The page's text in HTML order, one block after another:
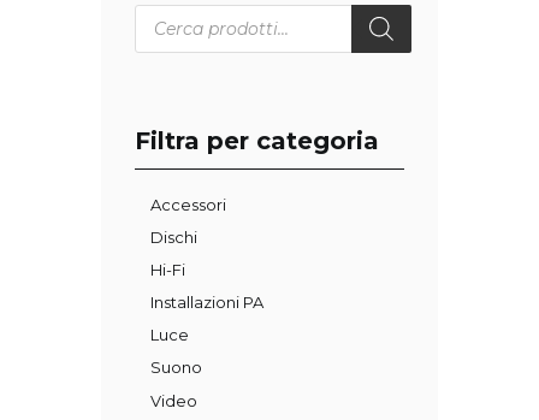
Products
search
Filtra per categoria
Accessori
Dischi
Hi-Fi
Installazioni PA
Luce
Suono
Video